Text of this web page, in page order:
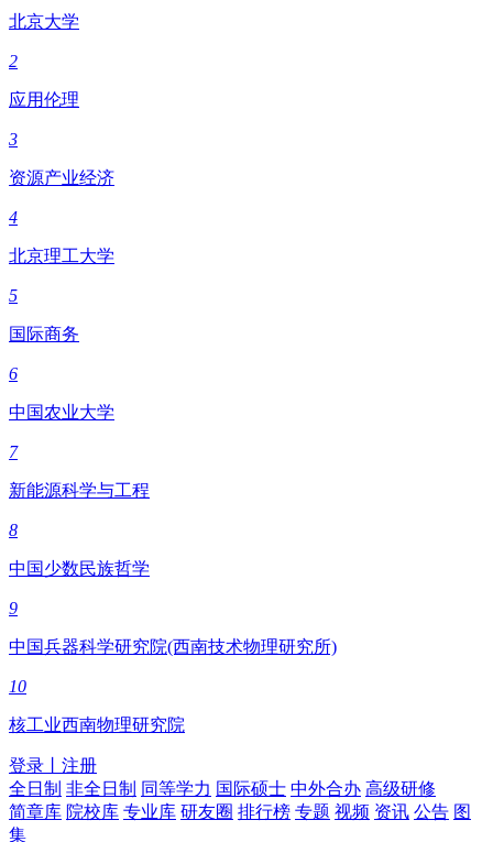
北京大学
2
应用伦理
3
资源产业经济
4
北京理工大学
5
国际商务
6
中国农业大学
7
新能源科学与工程
8
中国少数民族哲学
9
中国兵器科学研究院(西南技术物理研究所)
10
核工业西南物理研究院
登录
注册
全日制 非全日制 同等学力 国际硕士 中外合办 高级研修
简章库 院校库 专业库 研友圈 排行榜 专题 视频 资讯 公告 图
集